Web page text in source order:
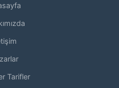
Tarifler